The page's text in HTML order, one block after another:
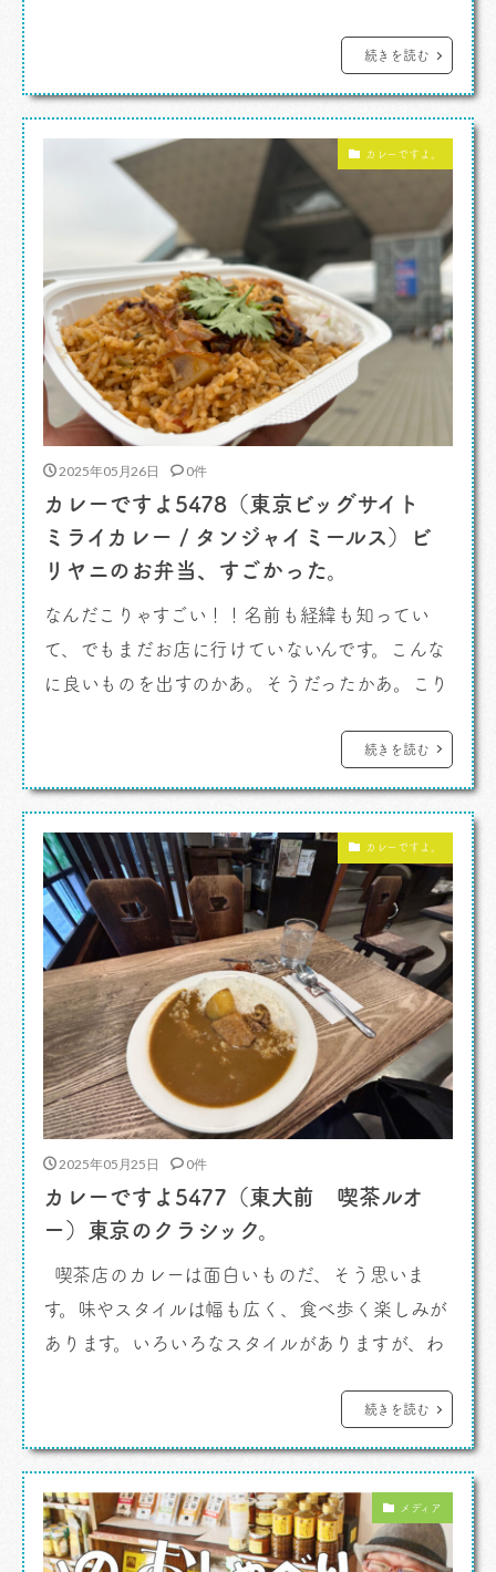
門レストランというのがいいし、いまっぽくな
い、というか「びっくりドンキー」ならではの個
グがとても好みなの。 木のメニューがなくな
続きを読む
カレーですよ。
2025年05月26日 0件
カレーですよ5478（東京ビッグサイト
ミライカレー / タンジャイミールス）ビ
リヤニのお弁当、すごかった。
なんだこりゃすごい！！名前も経緯も知ってい
て、でもまだお店に行けていないんです。こんな
に良いものを出すのかあ。そうだったかあ。こり
た。 カレーですよ。 弁当をもらったんであ
るよ。東京国際展示場の南棟でのこと。松さん
救うらしいのだ。いろいろと想像を越えてくる
[…]
続きを読む
カレーですよ。
2025年05月25日 0件
カレーですよ5477（東大前 喫茶ルオ
ー）東京のクラシック。
喫茶店のカレーは面白いものだ、そう思いま
す。味やスタイルは幅も広く、食べ歩く楽しみが
あります。いろいろなスタイルがありますが、わ
生かした甘さを控えめにしたカレー。つまり、
CoCo壱番屋のあれに似た感じ。そして、あれが
カレーですよ。 喫茶店の […]
続きを読む
メディア